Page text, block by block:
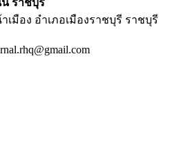
ราชบุรี
มือง อำเภอเมืองราชบุรี ราชบุรี